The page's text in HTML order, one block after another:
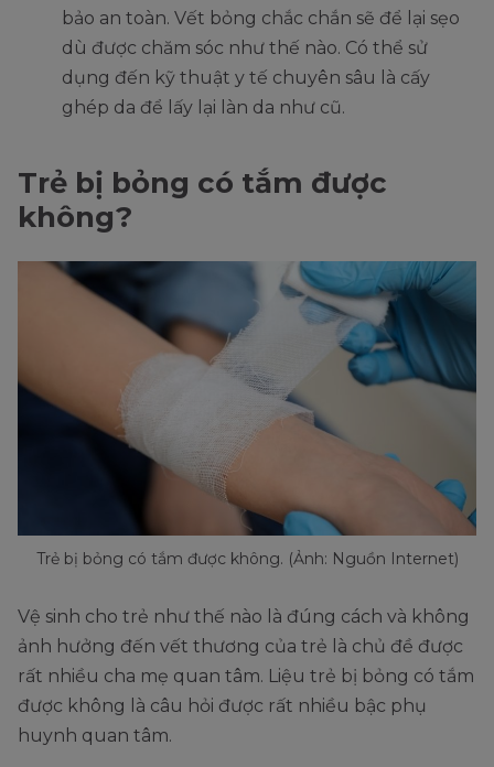
bảo an toàn. Vết bỏng chắc chắn sẽ để lại sẹo
dù được chăm sóc như thế nào. Có thể sử
dụng đến kỹ thuật y tế chuyên sâu là cấy
ghép da để lấy lại làn da như cũ.
Trẻ bị bỏng có tắm được
không?
Trẻ bị bỏng có tắm được không. (Ảnh: Nguồn Internet)
Vệ sinh cho trẻ như thế nào là đúng cách và không
ảnh hưởng đến vết thương của trẻ là chủ đề được
rất nhiều cha mẹ quan tâm. Liệu trẻ bị bỏng có tắm
được không là câu hỏi được rất nhiều bậc phụ
huynh quan tâm.